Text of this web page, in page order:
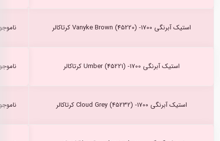
استیک آبرنگی Vanyke Brown (45220) -1700 کرتاکالر
استیک آبرنگی Umber (45221) -1700 کرتاکالر
استیک آبرنگی Cloud Grey (45232) -1700 کرتاکالر